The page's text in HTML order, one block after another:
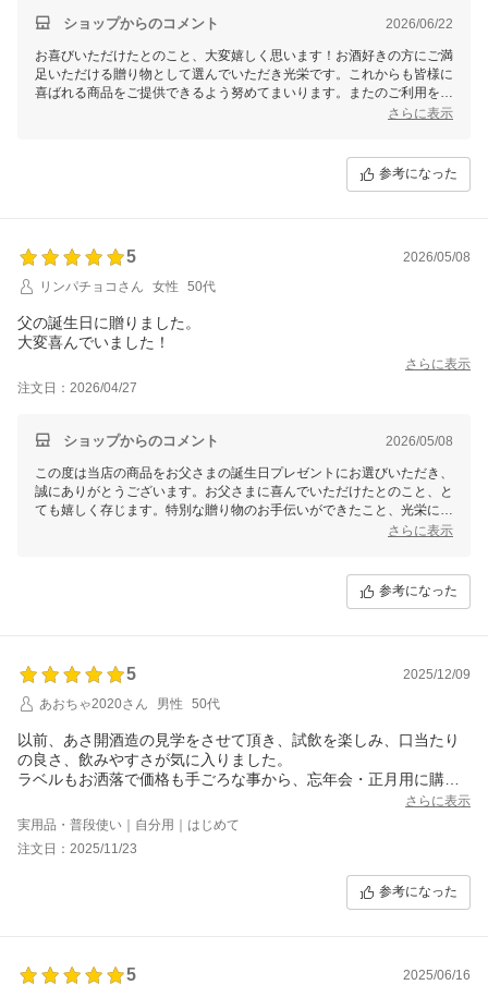
ショップからのコメント 2026/06/22
お喜びいただけたとのこと、大変嬉しく思います！お酒好きの方にご満
足いただける贈り物として選んでいただき光栄です。これからも皆様に
喜ばれる商品をご提供できるよう努めてまいります。またのご利用を心
さらに表示
参考になった
5
2026/05/08
リンパチョコさん
女性 50代
父の誕生日に贈りました。
大変喜んでいました！
さらに表示
注文日：2026/04/27
ショップからのコメント 2026/05/08
この度は当店の商品をお父さまの誕生日プレゼントにお選びいただき、
誠にありがとうございます。お父さまに喜んでいただけたとのこと、と
ても嬉しく存じます。特別な贈り物のお手伝いができたこと、光栄に思
さらに表示
参考になった
5
2025/12/09
あおちゃ2020さん
男性 50代
以前、あさ開酒造の見学をさせて頂き、試飲を楽しみ、口当たり
の良さ、飲みやすさが気に入りました。
ラベルもお洒落で価格も手ごろな事から、忘年会・正月用に購入
さらに表示
実用品・普段使い｜自分用｜はじめて
注文日：2025/11/23
参考になった
5
2025/06/16